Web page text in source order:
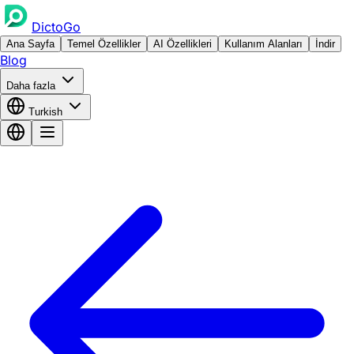
DictoGo
Ana Sayfa Temel Özellikler AI Özellikleri Kullanım Alanları İndir
Blog
Daha fazla
Turkish